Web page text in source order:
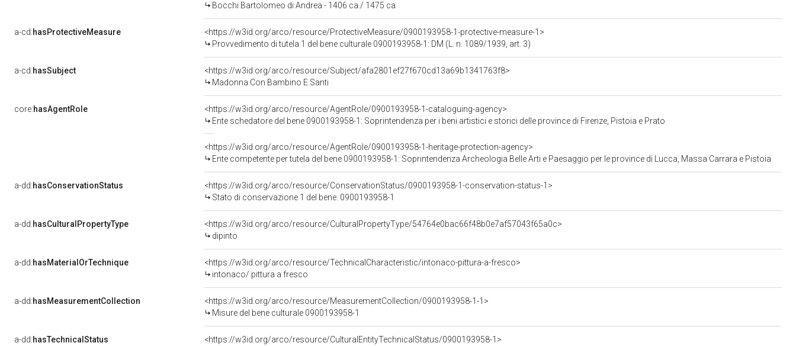
Bocchi Bartolomeo di Andrea - 1406 ca./ 1475 ca
a-cd:hasProtectiveMeasure
<https://w3id.org/arco/resource/ProtectiveMeasure/0900193958-1-protective-measure-1>
Provvedimento di tutela 1 del bene culturale 0900193958-1: DM (L. n. 1089/1939, art. 3)
a-cd:hasSubject
<https://w3id.org/arco/resource/Subject/afa2801ef27f670cd13a69b1341763f8>
Madonna Con Bambino E Santi
core:hasAgentRole
<https://w3id.org/arco/resource/AgentRole/0900193958-1-cataloguing-agency>
Ente schedatore del bene 0900193958-1: Soprintendenza per i beni artistici e storici delle province di Firenze, Pistoia e Prato
<https://w3id.org/arco/resource/AgentRole/0900193958-1-heritage-protection-agency>
Ente competente per tutela del bene 0900193958-1: Soprintendenza Archeologia Belle Arti e Paesaggio per le province di Lucca, Massa Carrara e Pistoia
a-dd:hasConservationStatus
<https://w3id.org/arco/resource/ConservationStatus/0900193958-1-conservation-status-1>
Stato di conservazione 1 del bene: 0900193958-1
a-dd:hasCulturalPropertyType
<https://w3id.org/arco/resource/CulturalPropertyType/54764e0bac66f48b0e7af57043f65a0c>
dipinto
a-dd:hasMaterialOrTechnique
<https://w3id.org/arco/resource/TechnicalCharacteristic/intonaco-pittura-a-fresco>
intonaco/ pittura a fresco
a-dd:hasMeasurementCollection
<https://w3id.org/arco/resource/MeasurementCollection/0900193958-1-1>
Misure del bene culturale 0900193958-1
a-dd:hasTechnicalStatus
<https://w3id.org/arco/resource/CulturalEntityTechnicalStatus/0900193958-1>